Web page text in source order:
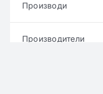
Производи
Производители